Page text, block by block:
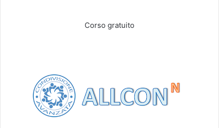
Corso gratuito